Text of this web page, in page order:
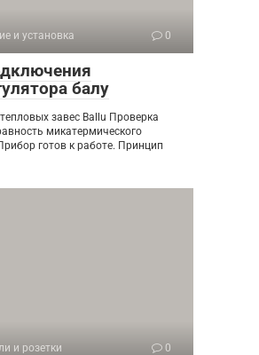
и установка 0
балу
завес Ballu Проверка
микатермического
готов к работе. Принцип
и розетки 0